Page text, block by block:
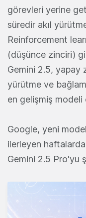
görevleri yerine
süredir akıl
Reinforcement
(düşünce zinciri)
Gemini 2.5, yapay
yürütme ve
en gelişmiş modeli
Google, yeni
ilerleyen
Gemini 2.5 Pro'yu